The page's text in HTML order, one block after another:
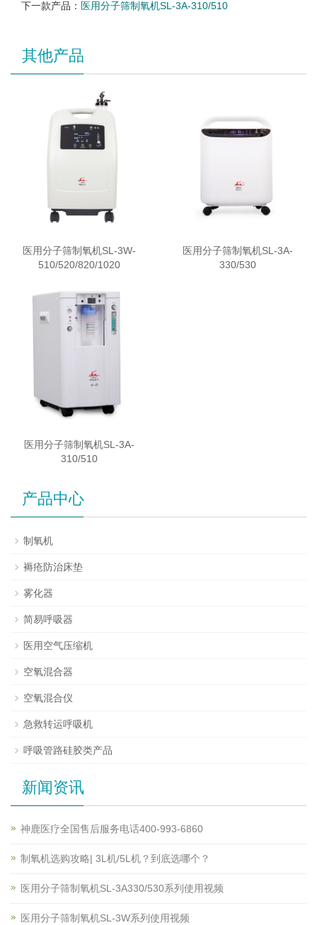
下一款产品： 医用分子筛制氧机SL-3A-310/510
其他产品
医用分子筛制氧机SL-3W-
510/520/820/1020
医用分子筛制氧机SL-3A-
330/530
医用分子筛制氧机SL-3A-
310/510
产品中心
制氧机
褥疮防治床垫
雾化器
简易呼吸器
医用空气压缩机
空氧混合器
空氧混合仪
急救转运呼吸机
呼吸管路硅胶类产品
新闻资讯
神鹿医疗全国售后服务电话400-993-6860
制氧机选购攻略| 3L机/5L机？到底选哪个？
医用分子筛制氧机SL-3A330/530系列使用视频
医用分子筛制氧机SL-3W系列使用视频